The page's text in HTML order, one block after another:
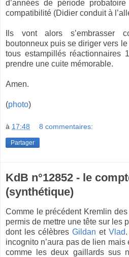
d’années de période
compatibilité (Didier conduit à
Ils vont alors s’embrasser
boutonneux puis se diriger vers
tous estampillés réactionnaires
prendre une cuite mémorable.
Amen.
(photo)
à 17:48 8 commentaires:
Partager
KdB n°12852 - le
(synthétique)
Comme le précédent Kremlin
permis de mettre une tête sur les
dont les célèbres Gildan et Vlad
incognito n’aura pas de lien
comme les deux gaillards sus